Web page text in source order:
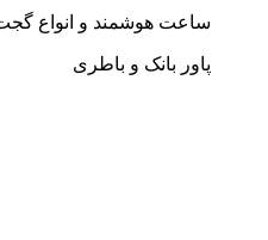
ساعت هوشمند و انواع
پاور بانک و باطری